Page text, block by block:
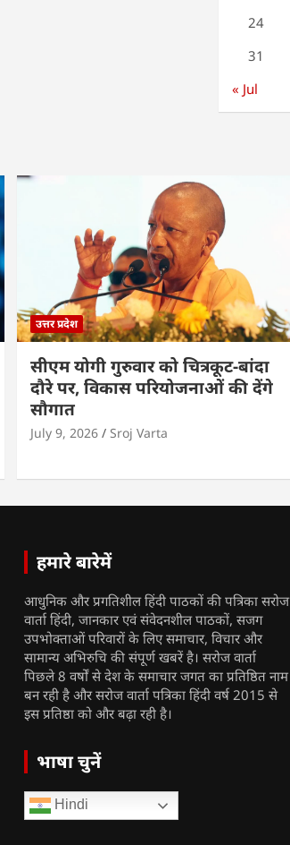
24
31
« Jul
उत्तर प्रदेश
सीएम योगी गुरुवार को चित्रकूट-बांदा
दौरे पर, विकास परियोजनाओं की देंगे
सौगात
July 9, 2026 Sroj Varta
हमारे बारेमें
आधुनिक और प्रगतिशील हिंदी पाठकों की पत्रिका सरोज
वार्ता हिंदी, जानकार एवं संवेदनशील पाठकों, सजग
उपभोक्ताओं परिवारों के लिए समाचार, विचार और
सामान्य अभिरुचि की संपूर्ण खबरें है। सरोज वार्ता
पिछले 8 वर्षों से देश के समाचार जगत का प्रतिष्ठित नाम
बन रही है और सरोज वार्ता पत्रिका हिंदी वर्ष 2015 से
इस प्रतिष्ठा को और बढ़ा रही है।
भाषा चुनें
Hindi